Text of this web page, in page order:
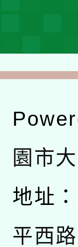
園市
地址：
平西